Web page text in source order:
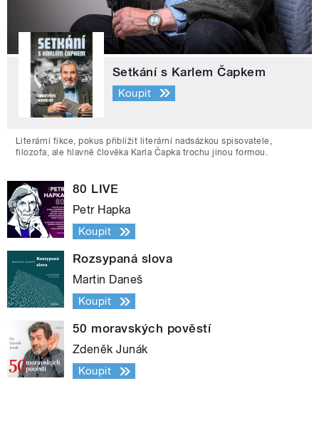
Setkání s Karlem Čapkem
Koupit
Literární fikce, pokus přiblížit literární nadsázkou spisovatele,
filozofa, ale hlavně člověka Karla Čapka trochu jinou formou.
80 LIVE
Petr Hapka
Koupit
Rozsypaná slova
Martin Daneš
Koupit
50 moravských pověstí
Zdeněk Junák
Koupit